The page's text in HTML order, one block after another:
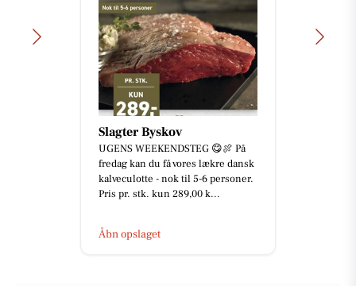
Slagter Byskov
UGENS WEEKENDSTEG 😋🍖 På
fredag kan du få vores lækre dansk
kalveculotte - nok til 5-6 personer.
Pris pr. stk. kun 289,00 k...
Åbn opslaget